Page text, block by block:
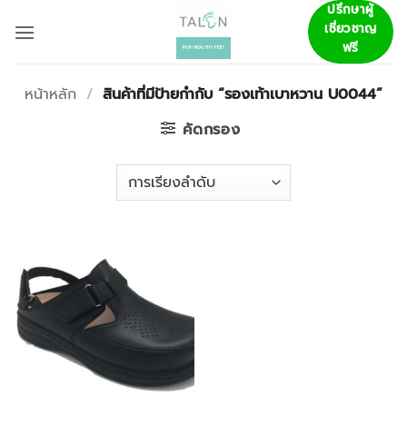
ปรึกษาผู้
เชี่ยวชาญ
ฟรี
หน้าหลัก / สินค้าที่มีป้ายกำกับ “รองเท้าเบาหวาน U0044”
คัดกรอง